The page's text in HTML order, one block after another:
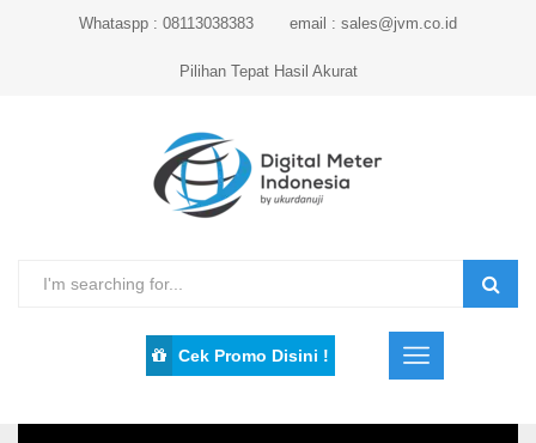
Whataspp : 08113038383 email : sales@jvm.co.id
Pilihan Tepat Hasil Akurat
Cek Promo Disini !